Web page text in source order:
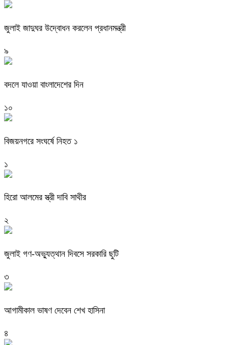
জুলাই জাদুঘর উদ্বোধন করলেন প্রধানমন্ত্রী
৯
বদলে যাওয়া বাংলাদেশের দিন
১০
বিজয়নগরে সংঘর্ষে নিহত ১
১
হিরো আলমের স্ত্রী দাবি সাথীর
২
জুলাই গণ-অভ্যুত্থান দিবসে সরকারি ছুটি
৩
আগামীকাল ভাষণ দেবেন শেখ হাসিনা
৪